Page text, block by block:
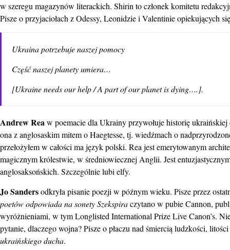
w szeregu magazynów literackich. Shirin to członek komitetu
Pisze o przyjaciołach z Odessy, Leonidzie i Valentinie opiekujących
Ukraina potrzebuje naszej pomocy
Część naszej planety umiera…
[Ukraine needs our help / A part of our planet is dying….].
Andrew Reaw poemacie dla Ukrainy przywołuje historię
ona z anglosaskim mitem o Haegtesse, tj. wiedźmach o
przełożyłem w całości ma język polski. Rea jest emerytowanym
magicznym królestwie, w średniowiecznej Anglii. Jest
anglosaksońskich. Szczególnie lubi elfy.
Jo Sandersodkryła pisanie poezji w późnym wieku. Pisze przez
poetów odpowiada na sonety Szekspiraczytano w pubie Cannon,
wyróżnieniami, w tym Longlisted International Prize Live Canon’s.
pytanie, dlaczego wojna? Pisze o płaczu nad śmiercią ludzkości,
ukraińskiego ducha.